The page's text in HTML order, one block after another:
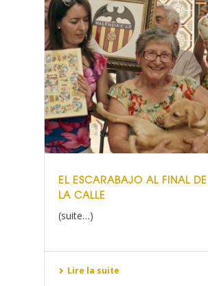
EL ESCARABAJO AL FINAL DE
LA CALLE
(suite…)
Lire la suite